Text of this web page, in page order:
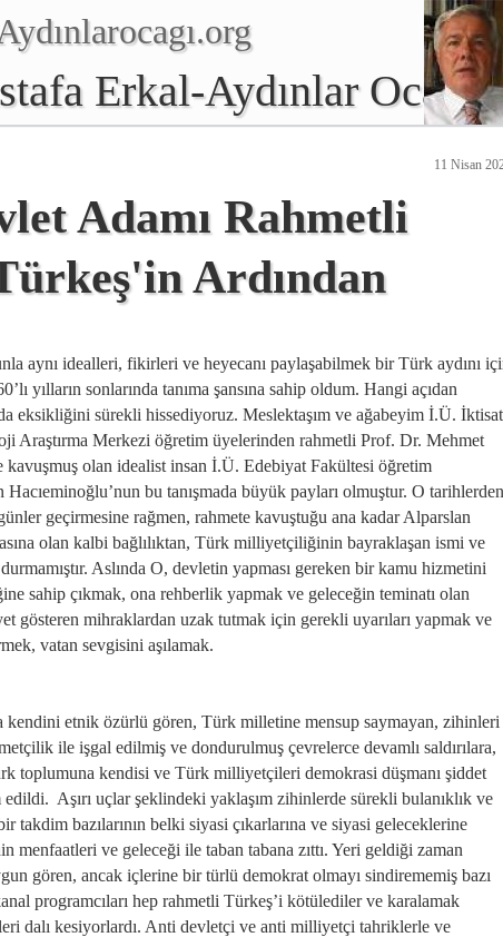
Erkal-Aydınlar Ocağı
11 Nisan
Adamı Rahmetli
Ardından
aynı idealleri, fikirleri ve heyecanı paylaşabilmek bir Türk aydını
yılların sonlarında tanıma şansına sahip oldum. Hangi açıdan
eksikliğini sürekli hissediyoruz. Meslektaşım ve ağabeyim İ.Ü. İktisat
Araştırma Merkezi öğretim üyelerinden rahmetli Prof. Dr. Mehmet
kavuşmuş olan idealist insan İ.Ü. Edebiyat Fakültesi öğretim
bu tanışmada büyük payları olmuştur. O tarihlerden
geçirmesine rağmen, rahmete kavuştuğu ana kadar Alparslan
olan kalbi bağlılıktan, Türk milliyetçiliğinin bayraklaşan ismi ve
Aslında O, devletin yapması gereken bir kamu hizmetini
sahip çıkmak, ona rehberlik yapmak ve geleceğin teminatı olan
gösteren mihraklardan uzak tutmak için gerekli uyarıları yapmak ve
vatan sevgisini aşılamak.
etnik özürlü gören, Türk milletine mensup saymayan, zihinleri
ile işgal edilmiş ve dondurulmuş çevrelerce devamlı saldırılara,
toplumuna kendisi ve Türk milliyetçileri demokrasi düşmanı şiddet
edildi. Aşırı uçlar şeklindeki yaklaşım zihinlerde sürekli bulanıklık ve
takdim bazılarının belki siyasi çıkarlarına ve siyasi geleceklerine
menfaatleri ve geleceği ile taban tabana zıttı. Yeri geldiği zaman
gören, ancak içlerine bir türlü demokrat olmayı sindirememiş bazı
programcıları hep rahmetli Türkeş’i kötülediler ve karalamak
dalı kesiyorlardı. Anti devletçi ve anti milliyetçi tahriklerle ve